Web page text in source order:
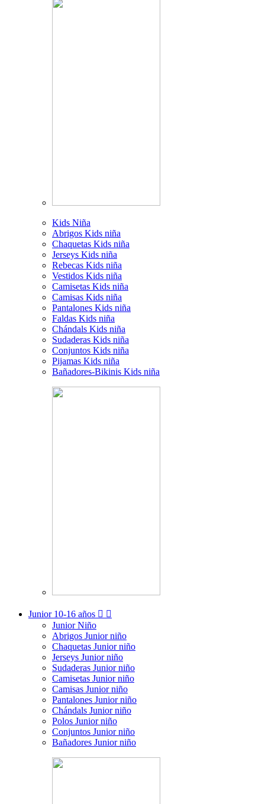
Kids Niña
Abrigos Kids niña
Chaquetas Kids niña
Jerseys Kids niña
Rebecas Kids niña
Vestidos Kids niña
Camisetas Kids niña
Camisas Kids niña
Pantalones Kids niña
Faldas Kids niña
Chándals Kids niña
Sudaderas Kids niña
Conjuntos Kids niña
Pijamas Kids niña
Bañadores-Bikinis Kids niña
Junior 10-16 años  
Junior Niño
Abrigos Junior niño
Chaquetas Junior niño
Jerseys Junior niño
Sudaderas Junior niño
Camisetas Junior niño
Camisas Junior niño
Pantalones Junior niño
Chándals Junior niño
Polos Junior niño
Conjuntos Junior niño
Bañadores Junior niño